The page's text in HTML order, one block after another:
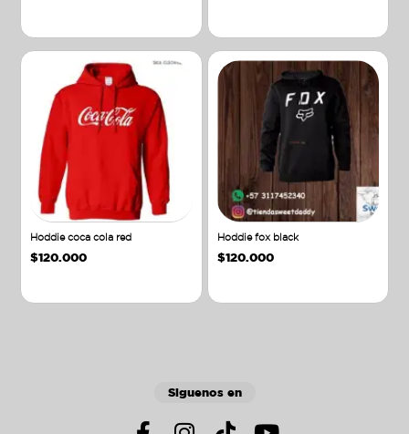
Hoddie coca cola red
$120.000
Hoddie fox black
$120.000
Siguenos en